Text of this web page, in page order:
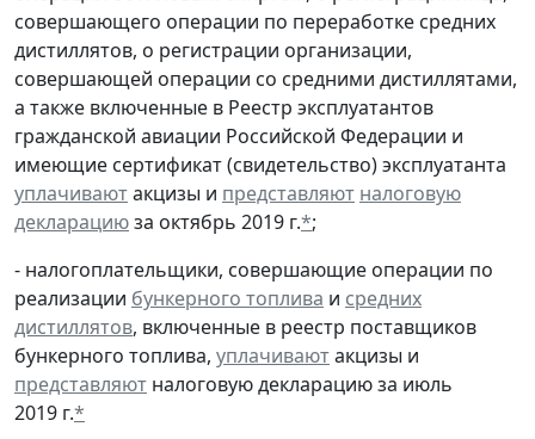
совершающего операции по переработке средних
дистиллятов, о регистрации организации,
совершающей операции со средними дистиллятами,
а также включенные в Реестр эксплуатантов
гражданской авиации Российской Федерации и
имеющие сертификат (свидетельство) эксплуатанта
уплачиваютакцизы и представляют налоговую
декларациюза октябрь 2019 г.*;
- налогоплательщики, совершающие операции по
реализации бункерного топлива и средних
дистиллятов, включенные в реестр поставщиков
бункерного топлива, уплачиваютакцизы и
представляют налоговую декларацию за июль
2019 г.*